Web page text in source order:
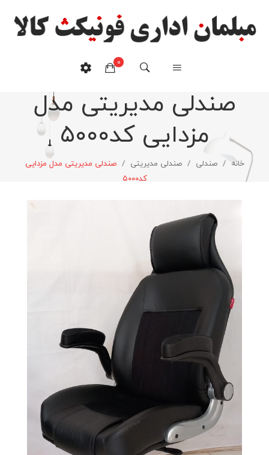
0
هیچ محصولی در سبدخرید نیست.
صندلی مدیریتی مدل
مزدایی کد۵۰۰۰
خانه / صندلی / صندلی مدیریتی / صندلی مدیریتی مدل مزدایی
کد۵۰۰۰